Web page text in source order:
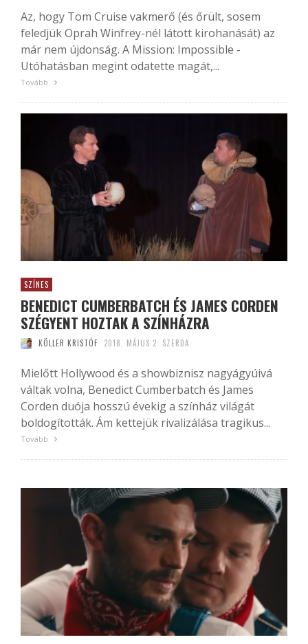
Az, hogy Tom Cruise vakmerő (és őrült, sosem
feledjük Oprah Winfrey-nél látott kirohanását) az
már nem újdonság. A Mission: Impossible -
Utóhatásban megint odatette magát,...
Tovább
SZÍNES
BENEDICT CUMBERBATCH ÉS JAMES CORDEN
SZÉGYENT HOZTAK A SZÍNHÁZRA
KÖLLER KRISTÓF 2018. MÁJUS 2. SZERDA
Mielőtt Hollywood és a showbiznisz nagyágyúivá
váltak volna, Benedict Cumberbatch és James
Corden duója hosszú évekig a színház világát
boldogították. Ám kettejük rivalizálása tragikus...
Tovább